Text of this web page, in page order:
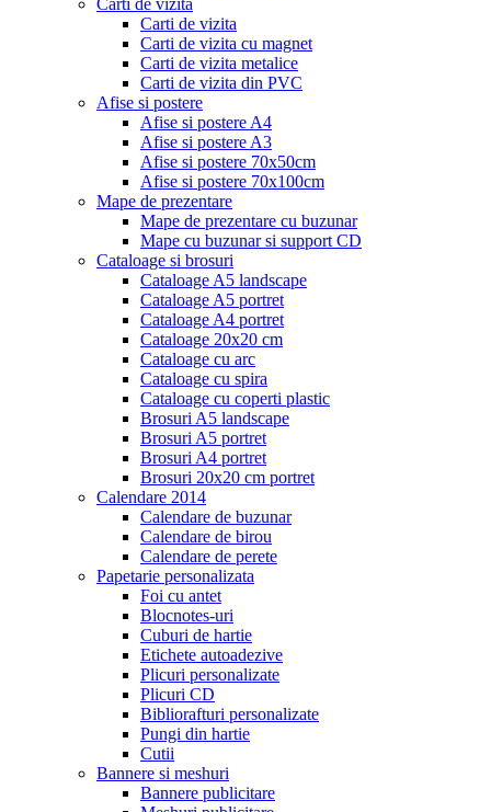
Carti de vizita
Carti de vizita cu magnet
Carti de vizita metalice
Carti de vizita din PVC
Afise si postere
Afise si postere A4
Afise si postere A3
Afise si postere 70x50cm
Afise si postere 70x100cm
Mape de prezentare
Mape de prezentare cu buzunar
Mape cu buzunar si support CD
Cataloage si brosuri
Cataloage A5 landscape
Cataloage A5 portret
Cataloage A4 portret
Cataloage 20x20 cm
Cataloage cu arc
Cataloage cu spira
Cataloage cu coperti plastic
Brosuri A5 landscape
Brosuri A5 portret
Brosuri A4 portret
Brosuri 20x20 cm portret
Calendare 2014
Calendare de buzunar
Calendare de birou
Calendare de perete
Papetarie personalizata
Foi cu antet
Blocnotes-uri
Cuburi de hartie
Etichete autoadezive
Plicuri personalizate
Plicuri CD
Bibliorafturi personalizate
Pungi din hartie
Cutii
Bannere si meshuri
Bannere publicitare